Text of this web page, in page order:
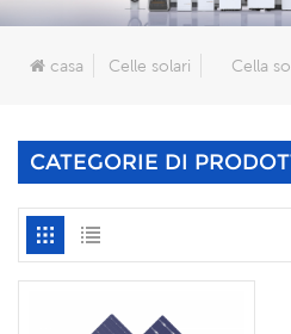
casa Celle solari Cella
CATEGORIE DI